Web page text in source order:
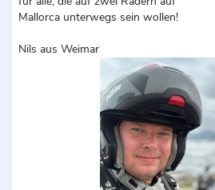
Mallorca unterwegs sein wollen!
Nils aus Weimar